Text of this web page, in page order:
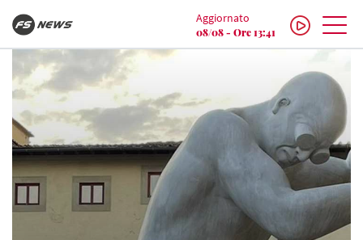
Aggiornato
08/08 - Ore 13:41